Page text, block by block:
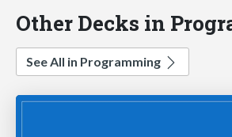
Other Decks in
See All in Programming